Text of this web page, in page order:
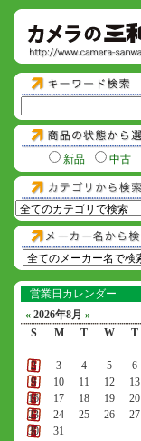
新品 中古
営業日カレンダー
« 2026年8月 »
S
M T W T
2
3 4 5 6
9
10 11 12 13
16
17 18 19 20
23
24 25 26 27
30
31